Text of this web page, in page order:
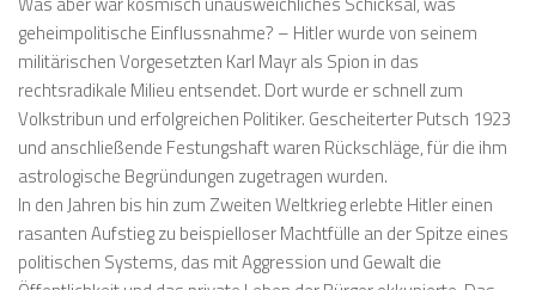
geheimpolitische Einflussnahme? – Hitler wurde von seinem
militärischen Vorgesetzten Karl Mayr als Spion in das
rechtsradikale Milieu entsendet. Dort wurde er schnell zum
Volkstribun und erfolgreichen Politiker. Gescheiterter Putsch 1923
und anschließende Festungshaft waren Rückschläge, für die ihm
astrologische Begründungen zugetragen wurden.
In den Jahren bis hin zum Zweiten Weltkrieg erlebte Hitler einen
rasanten Aufstieg zu beispielloser Machtfülle an der Spitze eines
politischen Systems, das mit Aggression und Gewalt die